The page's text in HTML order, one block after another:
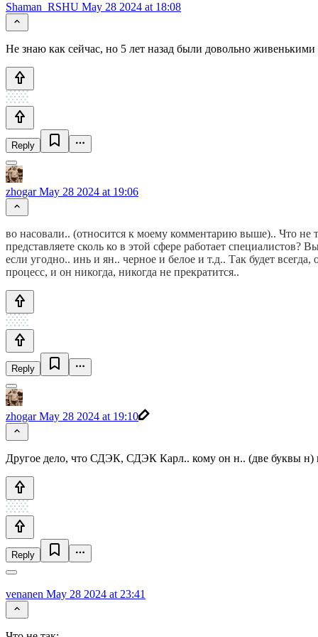
Shaman_RSHU May 28 2024 at 18:08
Не знаю как сейчас, но 5 лет назад были довольно живенькими
Reply
zhogarMay 28 2024 at 19:06
во насовали.. (относится к моему комментарию выше).. Что не
представляете сколь ко в этой сфере работает
если угодно.. инь и ян.. черное и белое и т.д.. Так будет
процесс, и он никогда, никогда не прекратится..
Reply
zhogarMay 28 2024 at 19:10
Другое дело, что СДЭК, СДЭК Карл.. кому он н.. (две буквы н)
Reply
venanen May 28 2024 at 23:41